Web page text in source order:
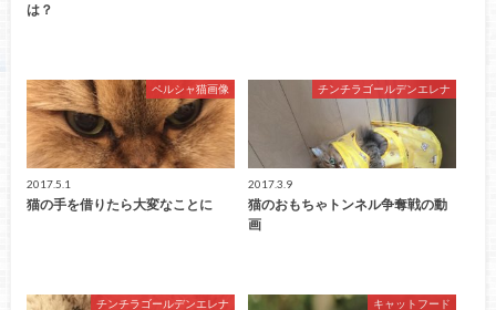
は？
ペルシャ猫画像
2017.5.1
猫の手を借りたら大変なことに
チンチラゴールデンエレナ
2017.3.9
猫のおもちゃトンネル争奪戦の動
画
チンチラゴールデンエレナ キャットフード